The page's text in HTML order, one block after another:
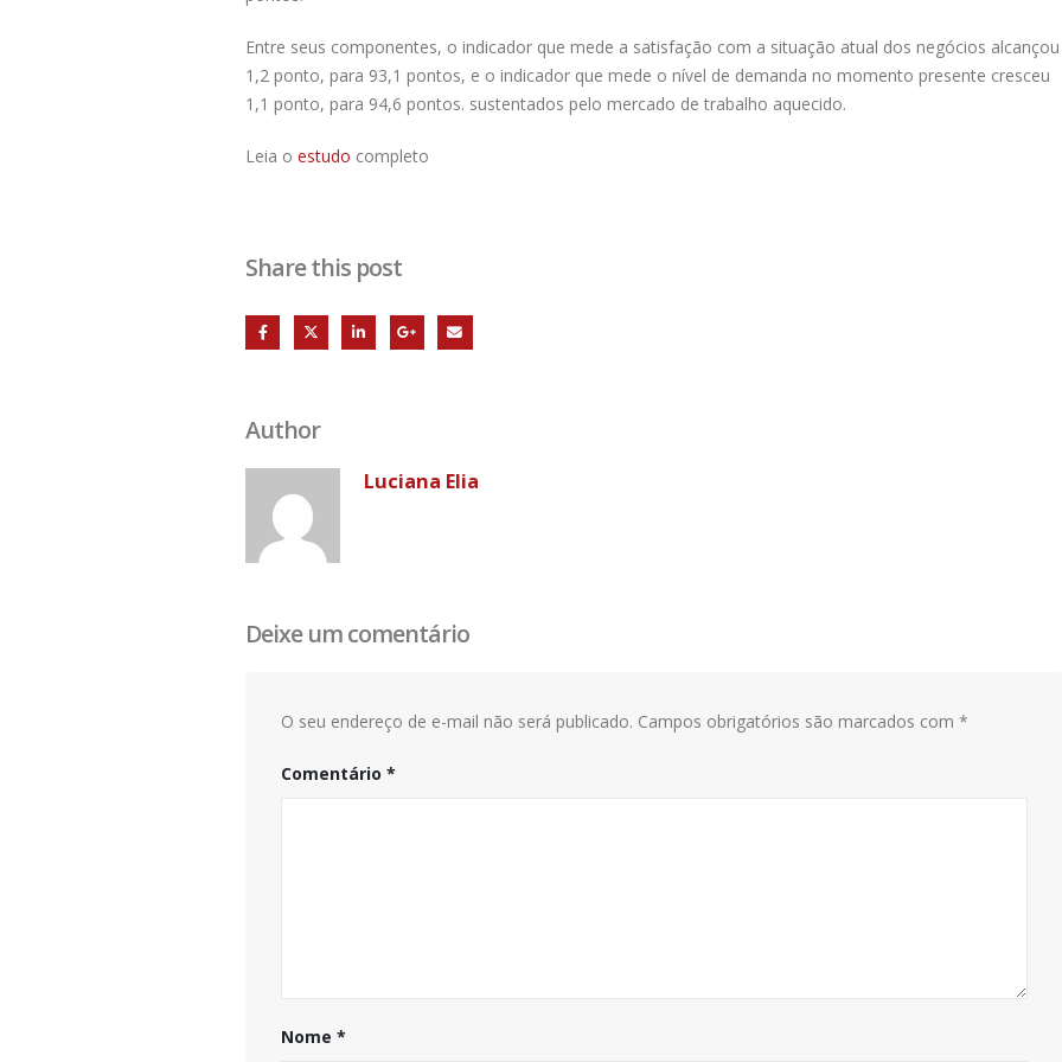
Entre seus componentes, o indicador que mede a satisfação com a situação atual dos negócios alcançou
1,2 ponto, para 93,1 pontos, e o indicador que mede o nível de demanda no momento presente cresceu
1,1 ponto, para 94,6 pontos. sustentados pelo mercado de trabalho aquecido.
Leia o estudo completo
Share this post
Author
Luciana Elia
Deixe um comentário
O seu endereço de e-mail não será publicado. Campos obrigatórios são marcados com *
Comentário *
Nome *